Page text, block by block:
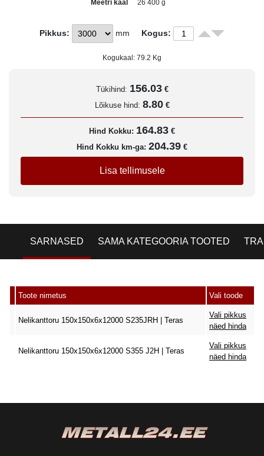
Meetri kaal
26 400 g
Pikkus: mm Kogus:
Kogukaal: 79.2 Kg
Tükihind: 156.03 €
Lõikuse hind: 8.80 €
Hind Kokku: 164.83 €
Hind Kokku km-ga: 204.39 €
Lisa tellimusele
SARNASED SAMA KATEGOORIA TOOTED
Toote nimetus Vali toode
Nelikanttoru 150x150x6x12000 S235JRH | Teras
Vali pikkus
näed hinda
Nelikanttoru 150x150x6x12000 S355 J2H | Teras
Vali pikkus
näed hinda